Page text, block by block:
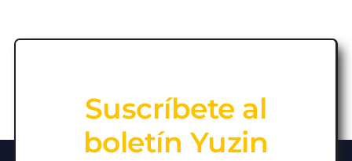
Suscríbete al
boletín Yuzin